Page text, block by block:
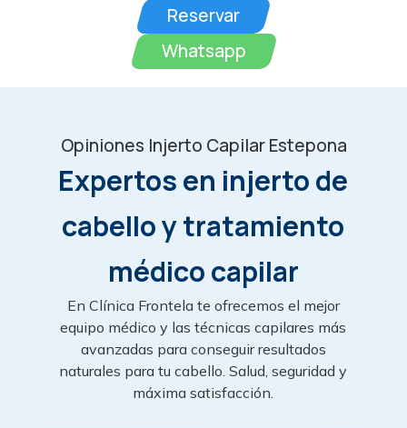
Reservar
Whatsapp
Opiniones Injerto Capilar Estepona
Expertos en injerto de
cabello y tratamiento
médico capilar
En Clínica Frontela te ofrecemos el mejor
equipo médico y las técnicas capilares más
avanzadas para conseguir resultados
naturales para tu cabello. Salud, seguridad y
máxima satisfacción.